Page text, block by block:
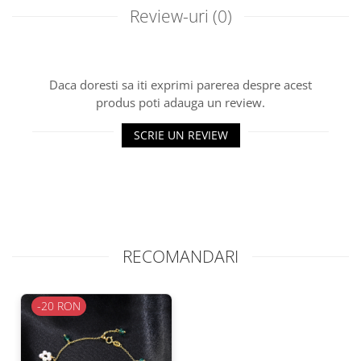
Review-uri (0)
Daca doresti sa iti exprimi parerea despre acest
produs poti adauga un review.
SCRIE UN REVIEW
RECOMANDARI
-20 RON